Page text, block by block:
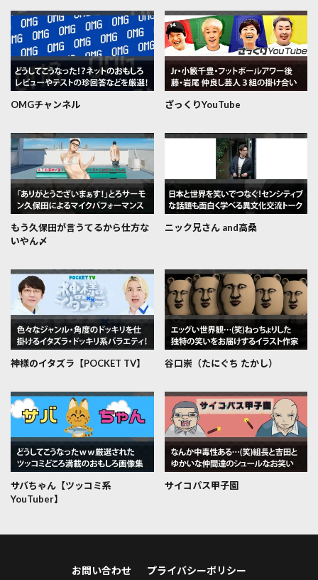
OMGチャンネル ざっくりYouTube
もう久保田が言うてるから仕方な
いやん〆
ニック兄さん and高桑
神様のイタズラ【POCKET TV】 谷口崇（たにぐち たかし）
サバちゃん【ツッコミ系
YouTuber】
サイコパス甲子園
お問い合わせ プライバシーポリシー